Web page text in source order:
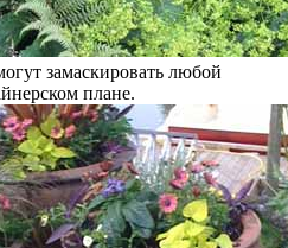
замаскировать любой
плане.